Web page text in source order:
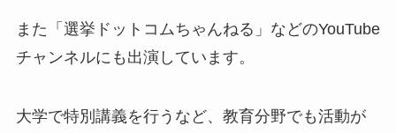
また「選挙ドットコムちゃんねる」などのYouTube
チャンネルにも出演しています。
大学で特別講義を行うなど、教育分野でも活動が